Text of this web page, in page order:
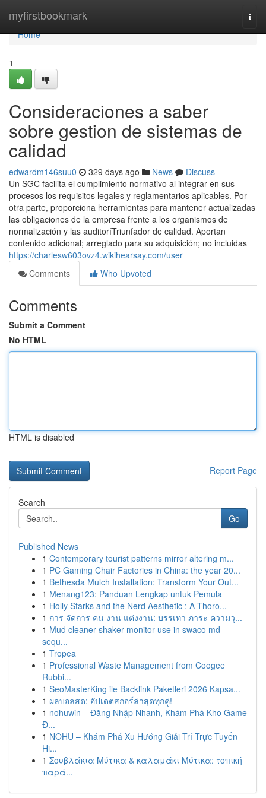
myfirstbookmark
Home
Home
1
Consideraciones a saber
sobre gestion de sistemas de
calidad
edwardm146suu0 329 days ago News
Discuss
Un SGC facilita el cumplimiento normativo al integrar en sus
procesos los requisitos legales y reglamentarios aplicables. Por
otra parte, proporciona herramientas para mantener actualizadas
las obligaciones de la empresa frente a los organismos de
normalización y las auditoríTriunfador de calidad. Aportan
contenido adicional; arreglado para su adquisición; no incluidas
https://charlesw603ovz4.wikihearsay.com/user
Comments
Who Upvoted
Comments
Submit a Comment
No HTML
HTML is disabled
Report Page
Search
Go
Published News
1 Contemporary tourist patterns mirror altering m...
1 PC Gaming Chair Factories in China: the year 20...
1 Bethesda Mulch Installation: Transform Your Out...
1 Menang123: Panduan Lengkap untuk Pemula
1 Holly Starks and the Nerd Aesthetic : A Thoro...
1 การ จัดการ คน งาน แต่งงาน: บรรเทา ภาระ ความวุ...
1 Mud cleaner shaker monitor use in swaco md
sequ...
1 Tropea
1 Professional Waste Management from Coogee
Rubbi...
1 SeoMasterKing ile Backlink Paketleri 2026 Kapsa...
1 ผลบอลสด: อัปเดตสกอร์ล่าสุดทุกคู่!
1 nohuwin – Đăng Nhập Nhanh, Khám Phá Kho Game
Đ...
1 NOHU – Khám Phá Xu Hướng Giải Trí Trực Tuyến
Hi...
1 Σουβλάκια Μύτικα & καλαμάκι Μύτικα: τοπική
παρά...